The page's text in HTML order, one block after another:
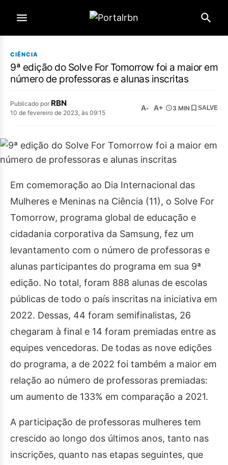
CIÊNCIA
9ª edição do Solve For Tomorrow foi a maior em
número de professoras e alunas inscritas
Publicado por RBN
10 de fevereiro de 2023, às 09:15
A- A+ 3 MIN SALVE
Em comemoração ao Dia Internacional das
Mulheres e Meninas na Ciência (11), o Solve For
Tomorrow, programa global de educação e
cidadania corporativa da Samsung, fez um
levantamento com o número de professoras e
alunas participantes do programa em sua 9ª
edição. No total, foram 888 alunas de escolas
públicas de todo o país inscritas na iniciativa em
2022. Dessas, 44 foram semifinalistas, 26
chegaram à final e 14 foram premiadas entre as
equipes vencedoras. De todas as nove edições
do programa, a de 2022 foi também a maior em
relação ao número de professoras premiadas:
um aumento de 133% em comparação a 2021.
A participação de professoras mulheres tem
crescido ao longo dos últimos anos, tanto nas
inscrições, quanto nas etapas seguintes, que